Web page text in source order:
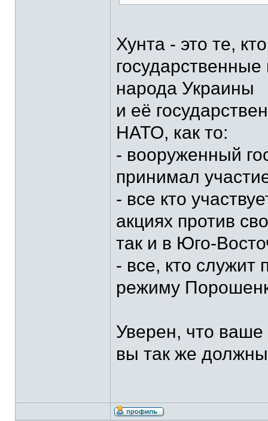
Хунта - это те,
народа Украины
и её
НАТО, как то:
- вооруженный
принимал
- все кто
акциях против
так и в Юго-
- все, кто служит
режиму
Уверен, что
вы так же